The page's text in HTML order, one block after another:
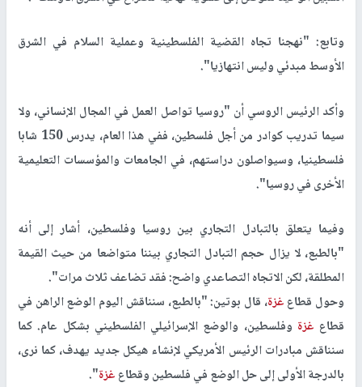
وتابع: "نهجنا تجاه القضية الفلسطينية وعملية السلام في الشرق
الأوسط مبدئي وليس انتهازيا".
وأكد الرئيس الروسي أن "روسيا تواصل العمل في المجال الإنساني، ولا
سيما تدريب كوادر من أجل فلسطين، ففي هذا العام، يدرس 150 شابا
فلسطينيا، وسيواصلون دراستهم، في الجامعات والمؤسسات التعليمية
الأخرى في روسيا".
وفيما يتعلق بالتبادل التجاري بين روسيا وفلسطين، أشار إلى أنه
"بالطبع، لا يزال حجم التبادل التجاري بيننا متواضعا من حيث القيمة
المطلقة، لكن الاتجاه التصاعدي واضح: فقد تضاعف ثلاث مرات".
وحول قطاعغزة، قال بوتين: "بالطبع، سنناقش اليوم الوضع الراهن في
قطاع غزة وفلسطين، والوضع الإسرائيلي الفلسطيني بشكل عام. كما
سنناقش مبادرات الرئيس الأمريكي لإنشاء هيكل جديد يهدف، كما نرى،
بالدرجة الأولى إلى حل الوضع في فلسطين وقطاعغزة".